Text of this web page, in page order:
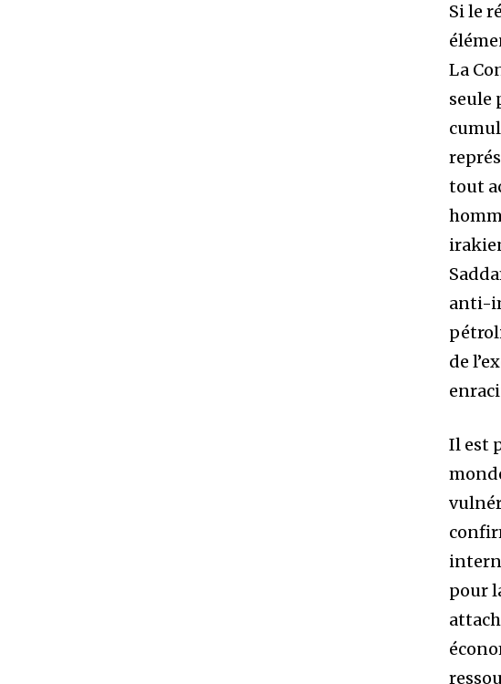
Si le
La
seule
tout
anti-
de
Il est
pour